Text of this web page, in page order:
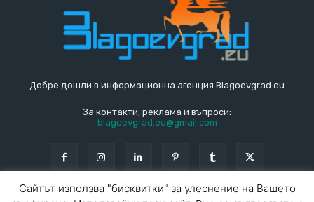
Добре дошли в информационна агенция Blagoevgrad.eu
За контакти, реклама и въпроси:
blagoevgrad.eu@gmail.com
Сайтът използва "бисквитки" за улеснение на Вашето